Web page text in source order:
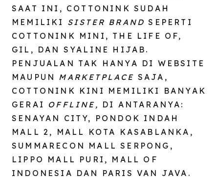
SAAT INI, COTTONINK SUDAH
MEMILIKI SISTER BRAND SEPERTI
COTTONINK MINI, THE LIFE OF,
GIL, DAN SYALINE HIJAB.
PENJUALAN TAK HANYA DI WEBSITE
MAUPUN MARKETPLACE SAJA,
COTTONINK KINI MEMILIKI BANYAK
GERAI OFFLINE, DI ANTARANYA:
SENAYAN CITY, PONDOK INDAH
MALL 2, MALL KOTA KASABLANKA,
SUMMARECON MALL SERPONG,
LIPPO MALL PURI, MALL OF
INDONESIA DAN PARIS VAN JAVA.